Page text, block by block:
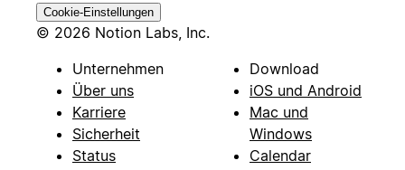
Cookie-Einstellungen
© 2026 Notion Labs, Inc.
Unternehmen
Über uns
Karriere
Sicherheit
Status
Download
iOS und Android
Mac und
Windows
Calendar